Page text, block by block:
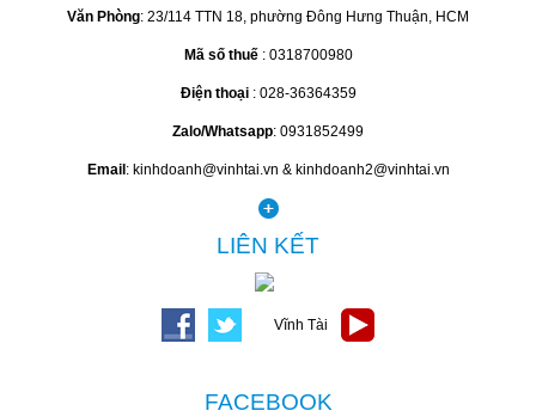
Văn Phòng: 23/114 TTN 18, phường Đông Hưng Thuận, HCM
Mã số thuế : 0318700980
Điện thoại : 028-36364359
Zalo/Whatsapp: 0931852499
Email : kinhdoanh@vinhtai.vn & kinhdoanh2@vinhtai.vn
LIÊN KẾT
FACEBOOK